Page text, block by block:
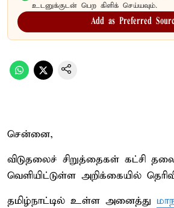
உடனுக்குடன் பெற கிளிக் செய்யவும்.
Add as Preferred
சென்னை,
விடுதலைச் சிறுத்தைகள் கட்சி
வெளியிட்டுள்ள அறிக்கையில்
தமிழ்நாட்டில் உள்ள அனைத்து